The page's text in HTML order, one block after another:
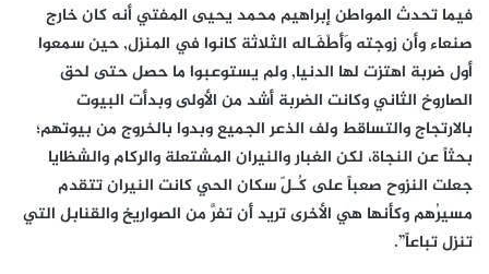
فيما تحدث المواطن إبراهيم محمد يحيى المفتي أنه كان خارج
صنعاء وأن زوجته وَأَطْفَـاله الثلاثة كانوا في المنزل, حين سمعوا
أول ضربة اهتزت لها الدنيا, ولم يستوعبوا ما حصل حتى لحق
الصاروخ الثاني وكانت الضربة أشد من الأولى وبدأت البيوت
بالارتجاج والتساقط ولف الذعر الجميع وبدوا بالخروج من بيوتهم؛
بحثاً عن النجاة، لكن الغبار والنيران المشتعلة والركام والشظايا
جعلت النزوح صعباً على كُـلّ سكان الحي كانت النيران تتقدم
مسيرُهم وكأنها هي الأخرى تريد أَن تفرَّ من الصواريخ والقنابل التي
تنزل تباعاً”.